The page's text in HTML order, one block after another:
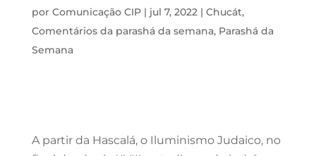
por Comunicação CIP| jul 7, 2022| Chucát,
Comentários da parashá da semana, Parashá da
Semana
A partir da Hascalá, o Iluminismo Judaico, no